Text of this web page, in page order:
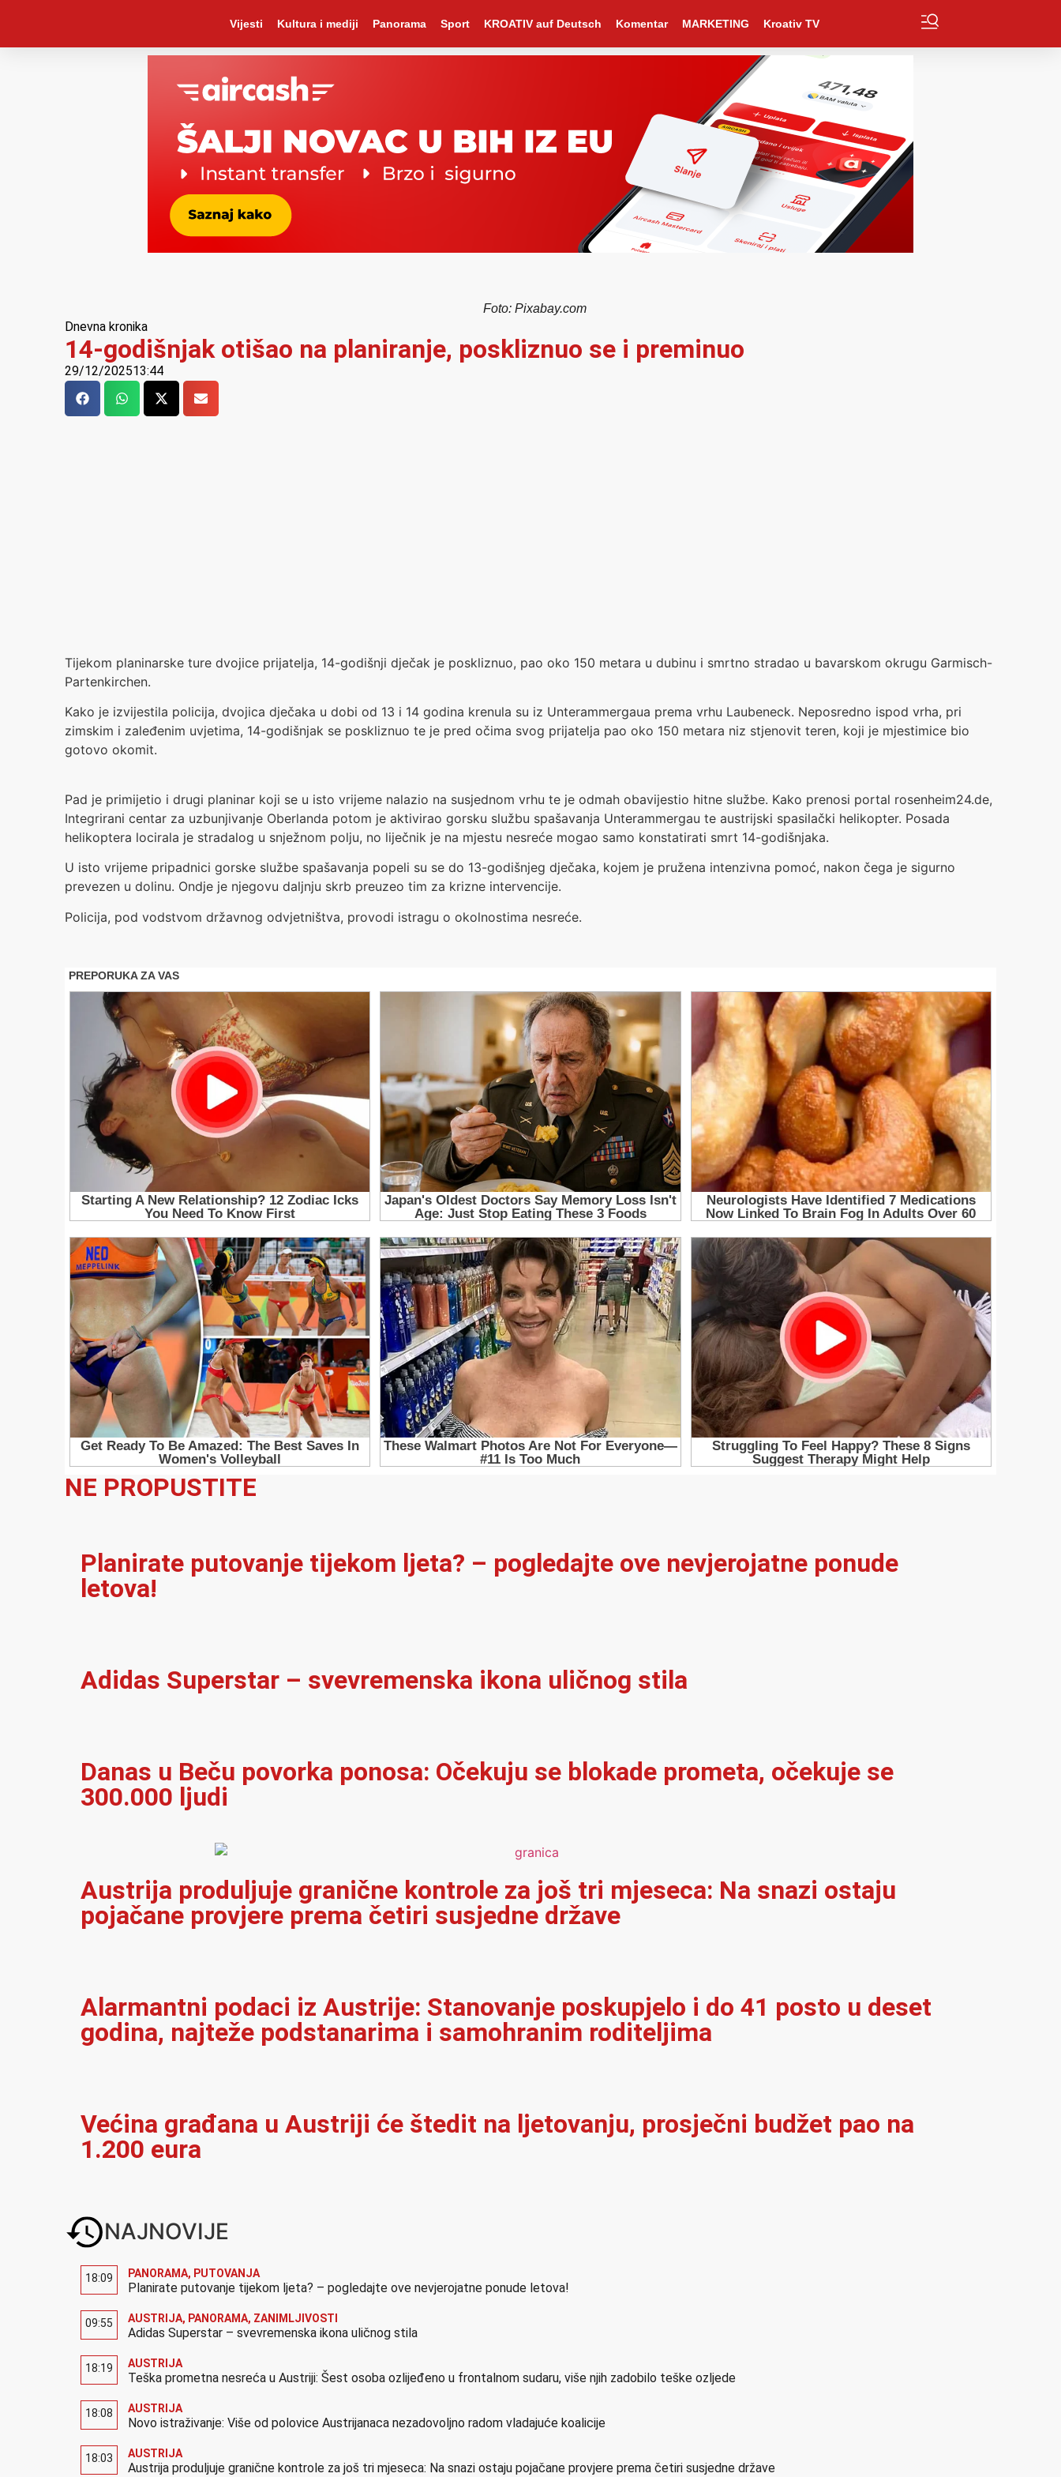
Vijesti Kultura i mediji Panorama Sport KROATIV auf Deutsch Komentar MARKETING Kroativ TV
Foto: Pixabay.com
Dnevna kronika
14-godišnjak otišao na planiranje, poskliznuo se i preminuo
29/12/202513:44
Tijekom planinarske ture dvojice prijatelja, 14-godišnji dječak je poskliznuo, pao oko 150 metara u dubinu i smrtno stradao u bavarskom okrugu Garmisch-
Partenkirchen.
Kako je izvijestila policija, dvojica dječaka u dobi od 13 i 14 godina krenula su iz Unterammergaua prema vrhu Laubeneck. Neposredno ispod vrha, pri
zimskim i zaleđenim uvjetima, 14-godišnjak se poskliznuo te je pred očima svog prijatelja pao oko 150 metara niz stjenovit teren, koji je mjestimice bio
gotovo okomit.
Pad je primijetio i drugi planinar koji se u isto vrijeme nalazio na susjednom vrhu te je odmah obavijestio hitne službe. Kako prenosi portal rosenheim24.de,
Integrirani centar za uzbunjivanje Oberlanda potom je aktivirao gorsku službu spašavanja Unterammergau te austrijski spasilački helikopter. Posada
helikoptera locirala je stradalog u snježnom polju, no liječnik je na mjestu nesreće mogao samo konstatirati smrt 14-godišnjaka.
U isto vrijeme pripadnici gorske službe spašavanja popeli su se do 13-godišnjeg dječaka, kojem je pružena intenzivna pomoć, nakon čega je sigurno
prevezen u dolinu. Ondje je njegovu daljnju skrb preuzeo tim za krizne intervencije.
Policija, pod vodstvom državnog odvjetništva, provodi istragu o okolnostima nesreće.
NE PROPUSTITE
Planirate putovanje tijekom ljeta? – pogledajte ove nevjerojatne ponude
letova!
Adidas Superstar – svevremenska ikona uličnog stila
Danas u Beču povorka ponosa: Očekuju se blokade prometa, očekuje se
300.000 ljudi
Austrija produljuje granične kontrole za još tri mjeseca: Na snazi ostaju
pojačane provjere prema četiri susjedne države
Alarmantni podaci iz Austrije: Stanovanje poskupjelo i do 41 posto u deset
godina, najteže podstanarima i samohranim roditeljima
Većina građana u Austriji će štedit na ljetovanju, prosječni budžet pao na
1.200 eura
NAJNOVIJE
18:09 PANORAMA, PUTOVANJA
Planirate putovanje tijekom ljeta? – pogledajte ove nevjerojatne ponude letova!
09:55 AUSTRIJA, PANORAMA, ZANIMLJIVOSTI
Adidas Superstar – svevremenska ikona uličnog stila
18:19 AUSTRIJA
Teška prometna nesreća u Austriji: Šest osoba ozlijeđeno u frontalnom sudaru, više njih zadobilo teške ozljede
18:08 AUSTRIJA
Novo istraživanje: Više od polovice Austrijanaca nezadovoljno radom vladajuće koalicije
18:03 AUSTRIJA
Austrija produljuje granične kontrole za još tri mjeseca: Na snazi ostaju pojačane provjere prema četiri susjedne države